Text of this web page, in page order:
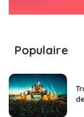
Populaire